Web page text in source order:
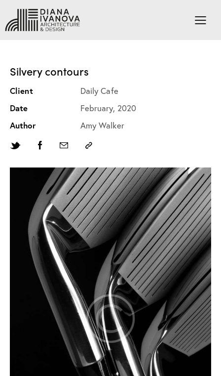
Silvery contours
Client
Daily Cafe
Date
February, 2020
Author
Amy Walker